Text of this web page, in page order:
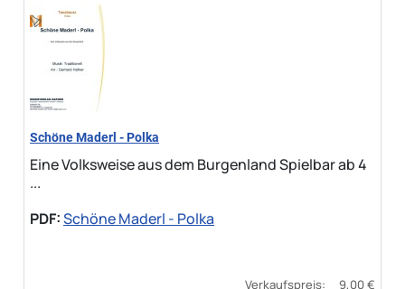
Schöne Maderl - Polka
Eine Volksweise aus dem Burgenland Spielbar ab 4
...
PDF:Schöne Maderl - Polka
Verkaufspreis: 9,00 €